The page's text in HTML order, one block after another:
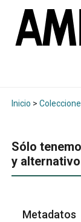
Inicio >
Sólo
y alternativo
Metadatos